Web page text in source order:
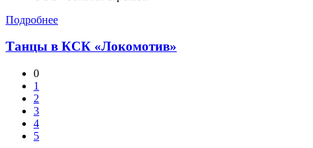
Подробнее
Танцы в КСК «Локомотив»
0
1
2
3
4
5